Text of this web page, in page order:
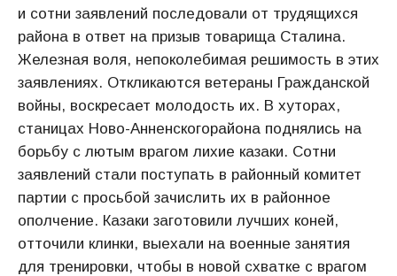
и сотни заявлений последовали от трудящихся
района в ответ на призыв товарища Сталина.
Железная воля, непоколебимая решимость в этих
заявлениях. Откликаются ветераны Гражданской
войны, воскресает молодость их. В хуторах,
станицах Ново-Анненскогорайона поднялись на
борьбу с лютым врагом лихие казаки. Сотни
заявлений стали поступать в районный комитет
партии с просьбой зачислить их в районное
ополчение. Казаки заготовили лучших коней,
отточили клинки, выехали на военные занятия
для тренировки, чтобы в новой схватке с врагом